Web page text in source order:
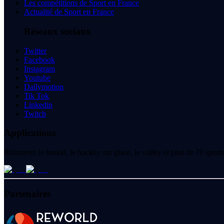
Les compétitions de Sport en France
Actualité de Sport en France
Réseaux sociaux
Twitter
Facebook
Instagram
Youtube
Dailymotion
Tik Tok
Linkedin
Twitch
Applications
Retrouvez le basket, le hockey sur glace, le volley et plus de 70
Partenaires